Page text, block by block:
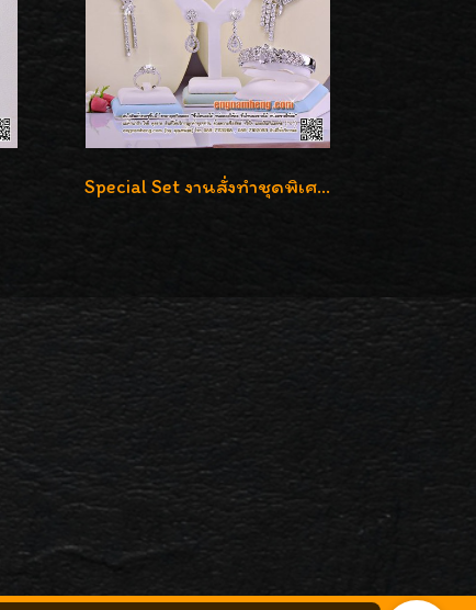
Special Set งานสั่งทำชุดพิเศษ เพชรคัดทุกชิ้น สวยหรูหรา ราคามิตรภาพค่ะ